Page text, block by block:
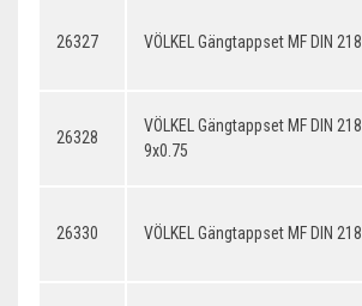
26327 VÖLKEL Gängtappset MF DIN
26328
VÖLKEL Gängtappset MF DIN
9x0.75
26330 VÖLKEL Gängtappset MF DIN